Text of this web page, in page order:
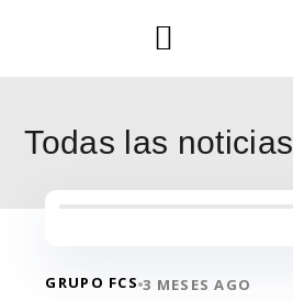
Todas las noticias
GRUPO FCS 3 MESES AGO